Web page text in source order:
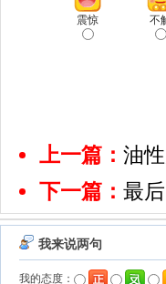
震惊 不
上一篇： 油
下一篇： 最